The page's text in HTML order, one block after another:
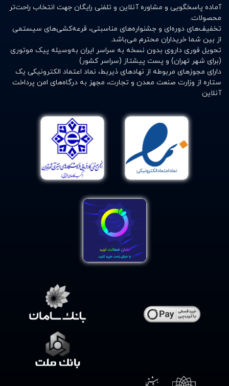
آماده پاسخگویی و مشاوره آنلاین و تلفنی رایگان جهت انتخاب راحت‌تر
محصولات.
تخفیف‌های دوره‌ای و جشنواره‌های مناسبتی، قرعه‌کشی‌های سیستمی
از بین شما خریداران محترم می‌باشد.
تحویل فوری داروی بدون نسخه به سراسر ایران به‌وسیله پیک موتوری
(برای شهر تهران) و پست پیشتاز (سراسر کشور)
دارای مجوزهای مربوطه از نهادهای ذیربط، نماد اعتماد الکترونیکی یک
ستاره از وزارت صنعت معدن و تجارت، مجهز به درگاه‌های امن پرداخت
آنلاین